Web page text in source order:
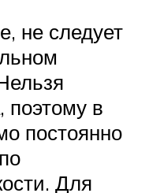
не следует
поэтому в
постоянно
Для